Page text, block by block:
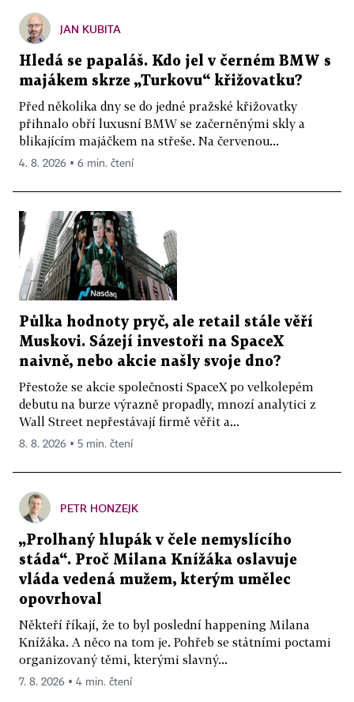
JAN KUBITA
Hledá se papaláš. Kdo jel v černém BMW s
majákem skrze „Turkovu“ křižovatku?
Před několika dny se do jedné pražské křižovatky
přihnalo obří luxusní BMW se začerněnými skly a
blikajícím majáčkem na střeše. Na červenou...
4. 8. 2026 ▪ 6 min. čtení
Půlka hodnoty pryč, ale retail stále věří
Muskovi. Sázejí investoři na SpaceX
naivně, nebo akcie našly svoje dno?
Přestože se akcie společnosti SpaceX po velkolepém
debutu na burze výrazně propadly, mnozí analytici z
Wall Street nepřestávají firmě věřit a...
8. 8. 2026 ▪ 5 min. čtení
PETR HONZEJK
„Prolhaný hlupák v čele nemyslícího
stáda“. Proč Milana Knížáka oslavuje
vláda vedená mužem, kterým umělec
opovrhoval
Někteří říkají, že to byl poslední happening Milana
Knížáka. A něco na tom je. Pohřeb se státními poctami
organizovaný těmi, kterými slavný...
7. 8. 2026 ▪ 4 min. čtení